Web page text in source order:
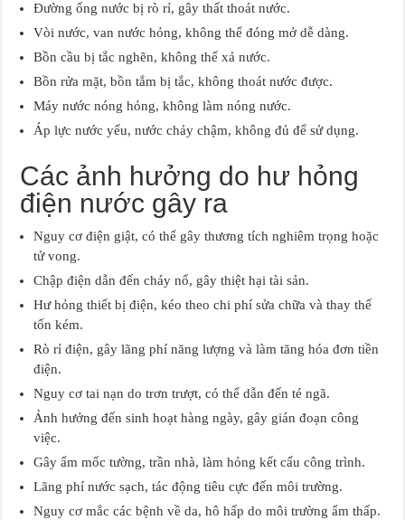
Đường ống nước bị rò rỉ, gây thất thoát nước.
Vòi nước, van nước hỏng, không thể đóng mở dễ dàng.
Bồn cầu bị tắc nghẽn, không thể xả nước.
Bồn rửa mặt, bồn tắm bị tắc, không thoát nước được.
Máy nước nóng hỏng, không làm nóng nước.
Áp lực nước yếu, nước chảy chậm, không đủ để sử dụng.
Các ảnh hưởng do hư hỏng
điện nước gây ra
Nguy cơ điện giật, có thể gây thương tích nghiêm trọng hoặc
tử vong.
Chập điện dẫn đến cháy nổ, gây thiệt hại tài sản.
Hư hỏng thiết bị điện, kéo theo chi phí sửa chữa và thay thế
tốn kém.
Rò rỉ điện, gây lãng phí năng lượng và làm tăng hóa đơn tiền
điện.
Nguy cơ tai nạn do trơn trượt, có thể dẫn đến té ngã.
Ảnh hưởng đến sinh hoạt hàng ngày, gây gián đoạn công
việc.
Gây ẩm mốc tường, trần nhà, làm hỏng kết cấu công trình.
Lãng phí nước sạch, tác động tiêu cực đến môi trường.
Nguy cơ mắc các bệnh về da, hô hấp do môi trường ẩm thấp.